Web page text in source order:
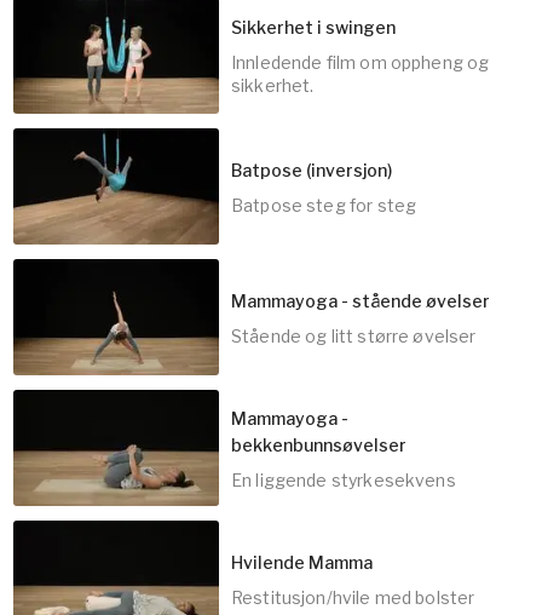
min
Sikkerhet i swingen
Innledende film om oppheng og
sikkerhet.
5min
Batpose (inversjon)
Batpose steg for steg
15min
Mammayoga - stående øvelser
Stående og litt større øvelser
20min
Mammayoga -
bekkenbunnsøvelser
En liggende styrkesekvens
Hvilende Mamma
Restitusjon/hvile med bolster